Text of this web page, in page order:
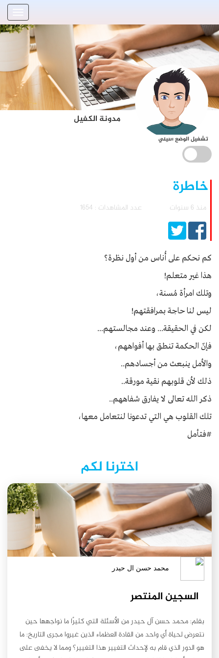
مدونة الكفيل
تشغيل الوضع الليلي
خاطرة
منذ 6 سنوات عدد المشاهدات : 1654
كم نحكم على أُناس من أول نظرة؟
هذا غير متعلم!
وتلك امرأة مُسنة،
ليس لنا حاجة بمرافقتهم!
لكن في الحقيقة... وعند مجالستهم...
فإنّ الحكمة تنطق بها أفواههم،
والأمل ينبعث من أجسادهم..
ذلك لأن قلوبهم نقية مورقة..
ذكر الله تعالى لا يفارق شفاههم..
تلك القلوب هي التي تدعونا لنتعامل معها،
#فتأمل
اخترنا لكم
محمد حسن ال حيدر
السجين المنتصر
بقلم: محمد حسن آل حيدر من الأسئلة التي كثيرًا ما نواجهها حين
نتعرض لحياة أي واحد من القادة العظماء الذين غيروا مجرى التاريخ: ما
هو الدور الذي قام به لإحداث التغيير هذا التغيير؟ ومما لا يخفى على